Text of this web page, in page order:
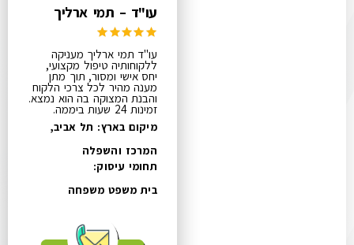
עו"ד – תמי ארליך
עו"ד תמי ארליך מעניקה
ללקוחותיה טיפול מקצועי,
יחס אישי ומסור, תוך מתן
מענה מהיר לכל צרכי הלקוח
והבנת המצוקה בה הוא נמצא.
זמינות 24 שעות ביממה.
מיקום בארץ: תל אביב,
המרכז והשפלה
תחומי עיסוק:
בית משפט משפחה